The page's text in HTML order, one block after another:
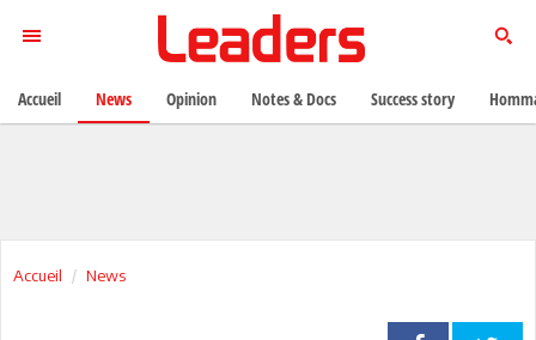
Accueil News
Accueil News Opinion Notes & Docs Success story